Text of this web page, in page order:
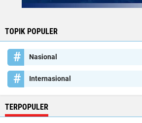
TOPIK POPULER
Nasional
Internasional
TERPOPULER